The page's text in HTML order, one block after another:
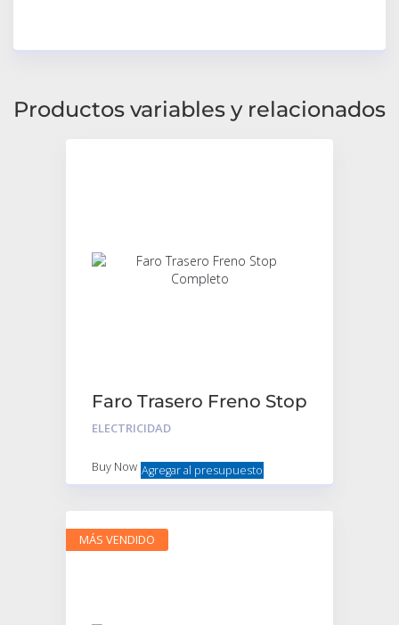
Productos variables y relacionados
Faro Trasero Freno Stop
Completo
ELECTRICIDAD
Buy Now Agregar al presupuesto
MÁS VENDIDO